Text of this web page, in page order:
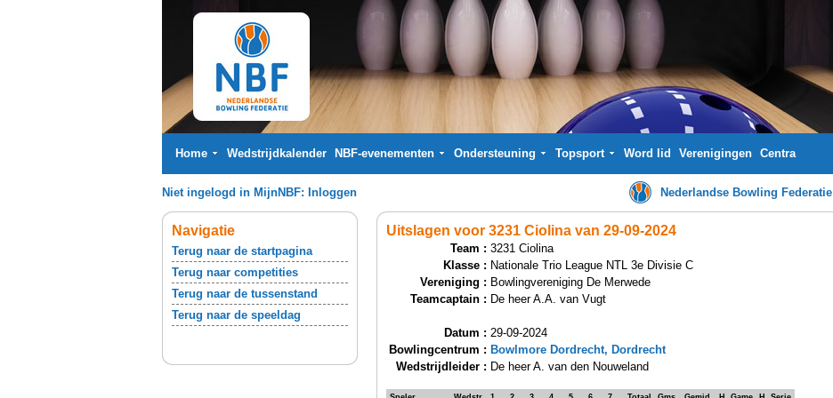
Home Wedstrijdkalender NBF-evenementen Ondersteuning Topsport Word lid Verenigingen Centra
Niet ingelogd in MijnNBF: Inloggen Nederlandse Bowling Federatie
Navigatie
Terug naar de startpagina
Terug naar competities
Terug naar de tussenstand
Terug naar de speeldag
Uitslagen voor 3231 Ciolina van 29-09-2024
Team : 3231 Ciolina
Klasse : Nationale Trio League NTL 3e Divisie C
Vereniging : Bowlingvereniging De Merwede
Teamcaptain : De heer A.A. van Vugt
Datum : 29-09-2024
Bowlingcentrum : Bowlmore Dordrecht, Dordrecht
Wedstrijdleider : De heer A. van den Nouweland